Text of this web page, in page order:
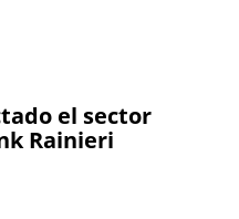
el sector
Rainieri